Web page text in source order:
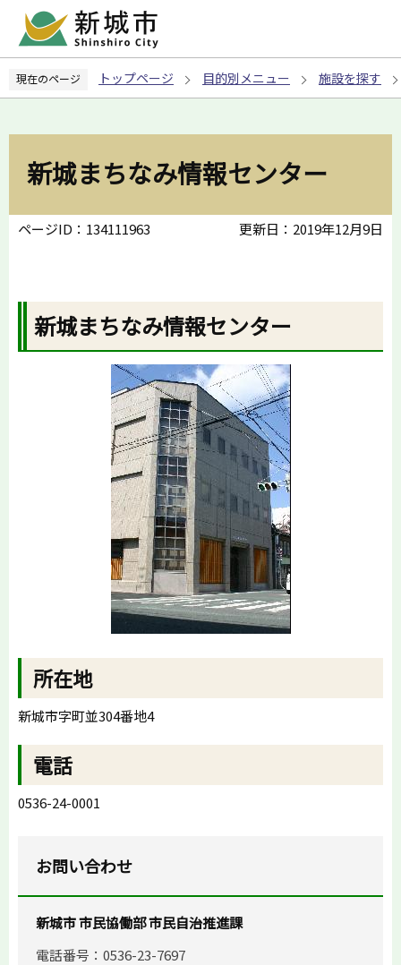
ペ
の
現在のページ トップページ 目的別メニュー 施設を探す
新城まちなみ情報センター
ページID：134111963 更新日：2019年12月9日
新城まちなみ情報センター
所在地
新城市字町並304番地4
電話
0536-24-0001
お問い合わせ
新城市 市民協働部 市民自治推進課
電話番号：0536-23-7697